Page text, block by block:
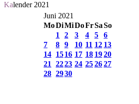
Kalender 2021
Juni 2021
MoDiMiDoFrSaSo
1
2 3 4 5
6
7
8 9 10 11 12 13
14 1516 17 18 1920
21
2223 24 252627
28 2930